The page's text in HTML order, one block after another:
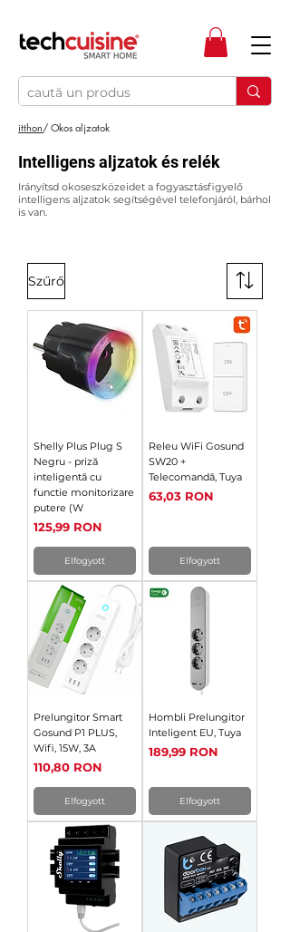
itthon/ Okos aljzatok
Intelligens aljzatok és relék
Irányítsd okoseszközeidet a fogyasztásfigyelő
intelligens aljzatok segítségével telefonjáról, bárhol
is van.
Szűrő
Shelly Plus Plug S
Negru - priză
inteligentă cu
functie monitorizare
putere (W
Ár
125,99 RON
Elfogyott
Releu WiFi Gosund
SW20 +
Telecomandă, Tuya
Ár
63,03 RON
Elfogyott
Prelungitor Smart
Gosund P1 PLUS,
Wifi, 15W, 3A
Ár
110,80 RON
Elfogyott
Hombli Prelungitor
Inteligent EU, Tuya
Ár
189,99 RON
Elfogyott